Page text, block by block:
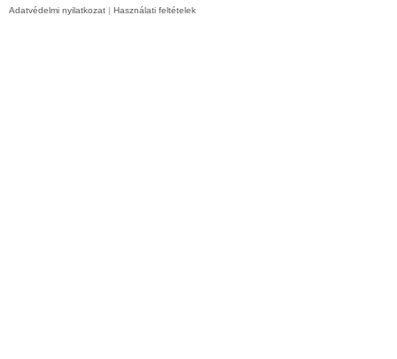
Adatvédelmi nyilatkozat | Használati feltételek